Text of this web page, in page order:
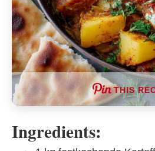
THIS
Ingredients: